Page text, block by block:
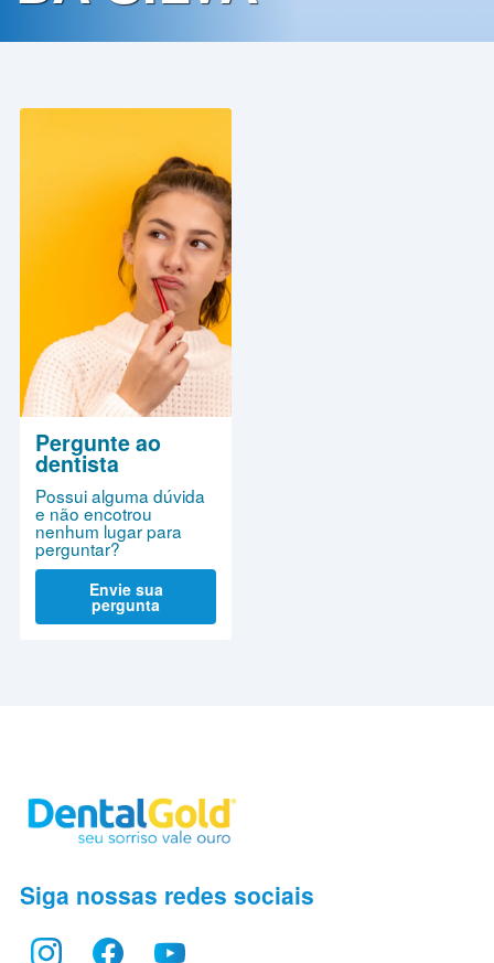
de
Pergunte ao
dentista
Possui alguma dúvida
e não encotrou
nenhum lugar para
perguntar?
Envie sua
pergunta
Siga nossas redes sociais